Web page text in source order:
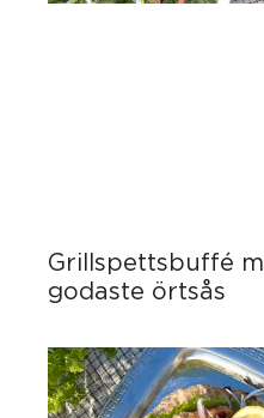
Grillspettsbuffé
godaste örtsås